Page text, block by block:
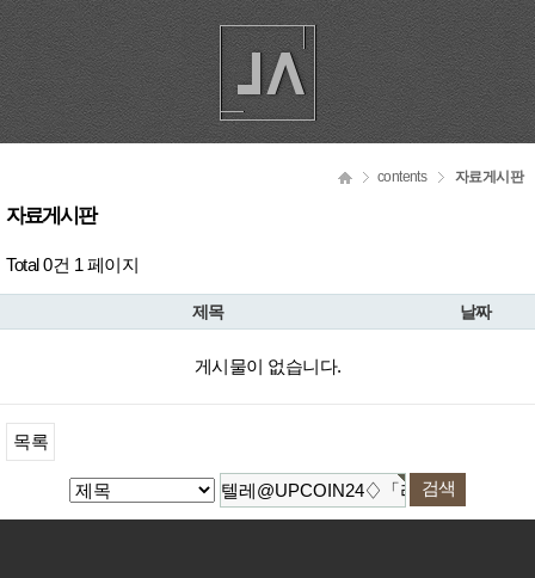
contents 자료게시판
자료게시판
Total 0건 1 페이지
제목 날짜
게시물이 없습니다.
목록